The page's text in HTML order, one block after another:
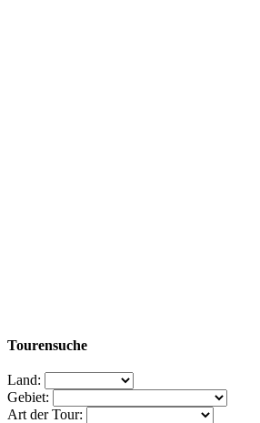
Tourensuche
Land:
Gebiet:
Art der Tour: